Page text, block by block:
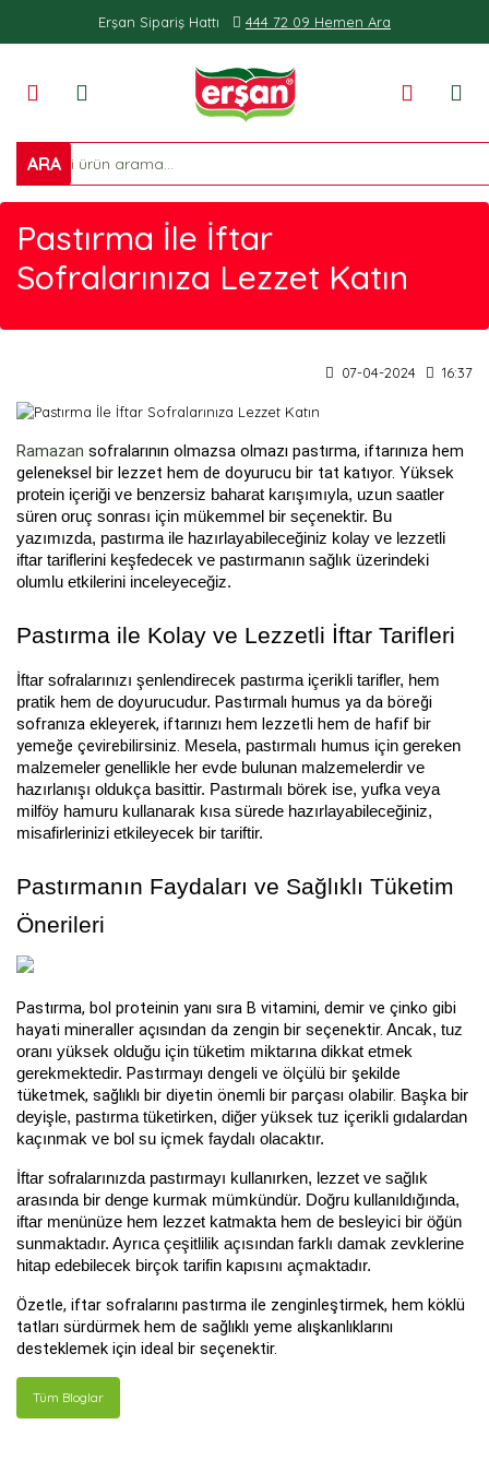
Erşan Sipariş Hattı 444 72 09 Hemen Ara
ARA
Pastırma İle İftar
Sofralarınıza Lezzet Katın
07-04-2024 16:37
Ramazan sofralarının olmazsa olmazı pastırma, iftarınıza hem
geleneksel bir lezzet hem de doyurucu bir tat katıyor. Yüksek
protein içeriği ve benzersiz baharat karışımıyla, uzun saatler
süren oruç sonrası için mükemmel bir seçenektir. Bu
yazımızda, pastırma ile hazırlayabileceğiniz kolay ve lezzetli
iftar tariflerini keşfedecek ve pastırmanın sağlık üzerindeki
olumlu etkilerini inceleyeceğiz.
Pastırma ile Kolay ve Lezzetli İftar Tarifleri
İftar sofralarınızı şenlendirecek pastırma içerikli tarifler, hem
pratik hem de doyurucudur. Pastırmalı humus ya da böreği
sofranıza ekleyerek, iftarınızı hem lezzetli hem de hafif bir
yemeğe çevirebilirsiniz. Mesela, pastırmalı humus için gereken
malzemeler genellikle her evde bulunan malzemelerdir ve
hazırlanışı oldukça basittir. Pastırmalı börek ise, yufka veya
milföy hamuru kullanarak kısa sürede hazırlayabileceğiniz,
misafirlerinizi etkileyecek bir tariftir.
Pastırmanın Faydaları ve Sağlıklı Tüketim
Önerileri
Pastırma, bol proteinin yanı sıra B vitamini, demir ve çinko gibi
hayati mineraller açısından da zengin bir seçenektir. Ancak, tuz
oranı yüksek olduğu için tüketim miktarına dikkat etmek
gerekmektedir. Pastırmayı dengeli ve ölçülü bir şekilde
tüketmek, sağlıklı bir diyetin önemli bir parçası olabilir. Başka bir
deyişle, pastırma tüketirken, diğer yüksek tuz içerikli gıdalardan
kaçınmak ve bol su içmek faydalı olacaktır.
İftar sofralarınızda pastırmayı kullanırken, lezzet ve sağlık
arasında bir denge kurmak mümkündür. Doğru kullanıldığında,
iftar menünüze hem lezzet katmakta hem de besleyici bir öğün
sunmaktadır. Ayrıca çeşitlilik açısından farklı damak zevklerine
hitap edebilecek birçok tarifin kapısını açmaktadır.
Özetle, iftar sofralarını pastırma ile zenginleştirmek, hem köklü
tatları sürdürmek hem de sağlıklı yeme alışkanlıklarını
desteklemek için ideal bir seçenektir.
Tüm Bloglar